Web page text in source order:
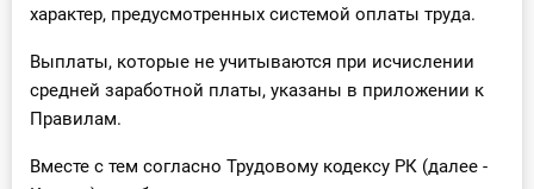
бухгалтера
характер, предусмотренных системой оплаты труда.
Выплаты, которые не учитываются при исчислении
средней заработной платы, указаны в приложении к
Правилам.
Вместе с тем согласно Трудовому кодексу РК (далее -